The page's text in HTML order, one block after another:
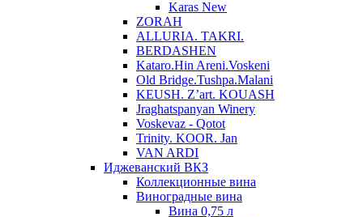
Karas New
ZORAH
ALLURIA. TAKRI.
BERDASHEN
Kataro.Hin Areni.Voskeni
Old Bridge.Tushpa.Malani
KEUSH. Z’art. KOUASH
Jraghatspanyan Winery
Voskevaz - Qotot
Trinity. KOOR. Jan
VAN ARDI
Иджеванский ВКЗ
Коллекционные вина
Виноградные вина
Вина 0,75 л